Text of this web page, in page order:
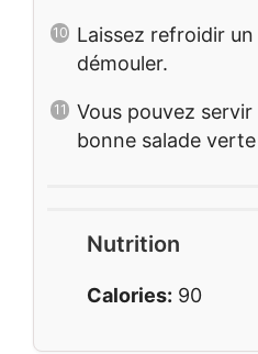
Laissez refroidir
démouler.
Vous pouvez servir
bonne salade
Nutrition
Calories: 90